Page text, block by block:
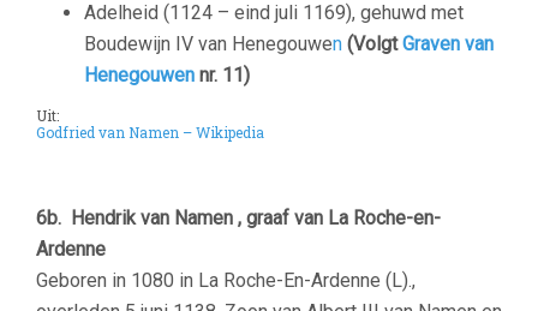
Adelheid (1124 – eind juli 1169), gehuwd met
Boudewijn IV van Henegouwen (VolgtGraven van
Henegouwen nr. 11)
Uit:
Godfried van Namen – Wikipedia
6b. Hendrik van Namen , graaf van La Roche-en-
Ardenne
Geboren in 1080 in La Roche-En-Ardenne (L).,